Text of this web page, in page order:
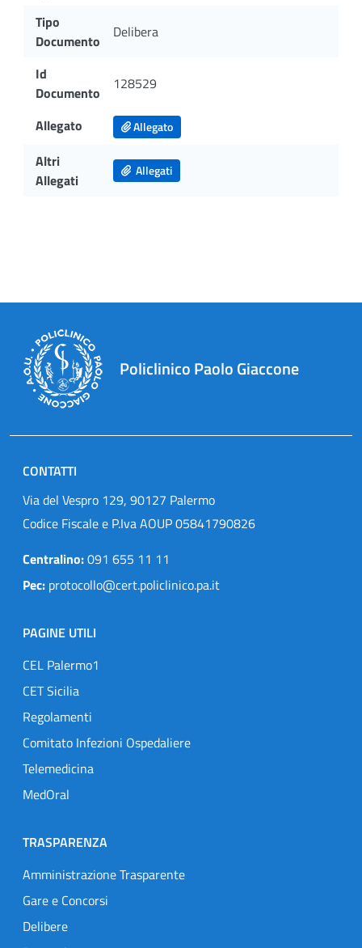
Tipo
Documento
Delibera
Id
Documento
128529
Allegato Allegato
Altri
Allegati
Allegati
Policlinico Paolo Giaccone
CONTATTI
Via del Vespro 129, 90127 Palermo
Codice Fiscale e P.Iva AOUP 05841790826
Centralino:091 655 11 11
Pec: protocollo@cert.policlinico.pa.it
PAGINE UTILI
CEL Palermo1
CET Sicilia
Regolamenti
Comitato Infezioni Ospedaliere
Telemedicina
MedOral
TRASPARENZA
Amministrazione Trasparente
Gare e Concorsi
Delibere